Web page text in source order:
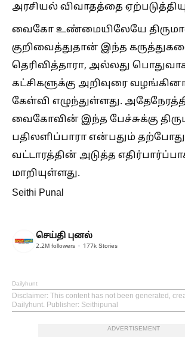
அரசியல் விவாதத்தை
வைகோ உண்மையிலேயே
குறிவைத்துதான் இந்த
தெரிவித்தாரா, அல்லது
கட்சிகளுக்கு அறிவுரை
கேள்வி எழுந்துள்ளது.
வைகோவின் இந்த பேச்சுக்கு
பதிலளிப்பாரா என்பதும்
வட்டாரத்தின் அடுத்த
மாறியுள்ளது.
Seithi Punal
செய்தி புனல்
2.2M followers 177k Stories
Dailyhunt
Disclaimer: This content has not been generated,
Dailyhunt. Publisher: Seithipunal
ADVERTISEMENT